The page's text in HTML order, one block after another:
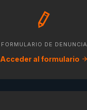
FORMULARIO DE DENUNCIA
Acceder al formulario